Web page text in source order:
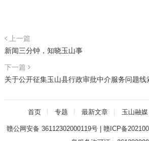
上一篇
新闻三分钟，知晓玉山事
下一篇
关于公开征集玉山县行政审批中介服务问题线
首页 专题 最新文章 玉山融媒
赣公网安备 36112302000119号| 赣ICP备